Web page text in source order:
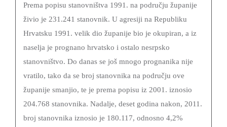
Prema popisu stanovništva 1991. na području županije
živio je 231.241 stanovnik. U agresiji na Republiku
Hrvatsku 1991. velik dio županije bio je okupiran, a iz
naselja je prognano hrvatsko i ostalo nesrpsko
stanovništvo. Do danas se još mnogo prognanika nije
vratilo, tako da se broj stanovnika na području ove
županije smanjio, te je prema popisu iz 2001. iznosio
204.768 stanovnika. Nadalje, deset godina nakon, 2011.
broj stanovnika iznosio je 180.117, odnosno 4,2%